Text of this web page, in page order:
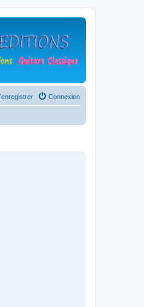
Connexion